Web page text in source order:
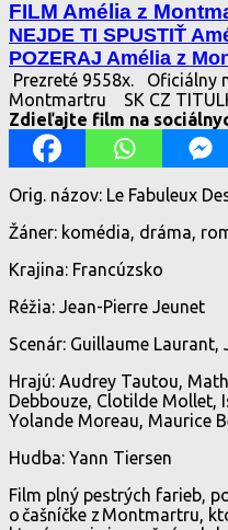
FILM Amélia z
NEJDE TI SPUSTIŤ
POZERAJ Amélia z
Prezreté 9558x.
Oficiálny
Montmartru
SK CZ
Zdieľajte film na
Orig. názov: Le Fabuleux
Žáner: komédia, dráma,
Krajina: Francúzsko
Réžia: Jean-Pierre Jeunet
Scenár: Guillaume Laurant,
Hrajú: Audrey Tautou,
Debbouze, Clotilde Mollet,
Yolande Moreau, Maurice
Hudba: Yann Tiersen
Film plný pestrých farieb,
o čašníčke z Montmartru,